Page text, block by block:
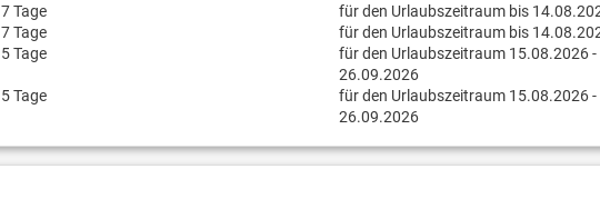
7 Tage
für den Urlaubszeitraum bis
7 Tage
für den Urlaubszeitraum bis
5 Tage
für den Urlaubszeitraum 15.08.2026 -
26.09.2026
5 Tage
für den Urlaubszeitraum 15.08.2026 -
26.09.2026